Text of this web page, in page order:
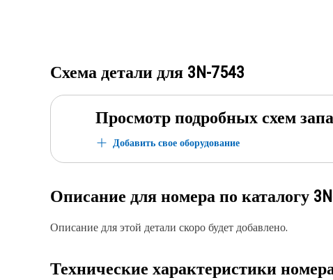
Схема детали для 3N-7543
Просмотр подробных схем
Добавить свое оборудование
Описание для номера по каталогу
Описание для этой детали скоро будет добавлено.
Технические характеристики